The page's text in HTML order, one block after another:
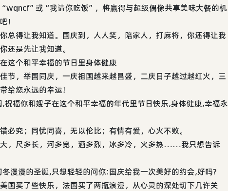
或“我请你吃饭”，将赢得与超级偶像共享美味大餐的机
！
总得让我知道。国庆到，人人笑，陪家人，打麻将，你还得让我
还是先让我知道。
这个和平幸福的节日里身体健康
节，举国同庆，一庆祖国越来越昌盛，二庆日子越过越红火，三
给您永远的幸运！
福你和嫂子在这个和平幸福的年代里节日快乐,身体健康,幸福永
必究；同忧同喜，无以伦比；有情有爱，心火不败。
，尺多长，河多宽，酒多烈，冰多冷，火多热……我只想告诉
漫漫的圣诞,只想轻轻的问你:国庆给我一次美好的约会,好吗?
国买了些快乐，法国买了两瓶浪漫，从心灵的深处切下几许关